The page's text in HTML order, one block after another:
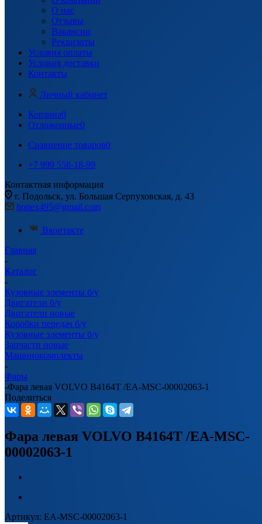
О нас
Отзывы
Вакансии
Реквизиты
Условия оплаты
Условия доставки
Контакты
Личный кабинет
Корзина0
Отложенные0
Сравнение товаров0
+7 999 558-18-99
Контактная информация
г. Подольск, ул. Большая Серпуховская, д. 43
honex495@gmail.com
Вконтакте
Главная
-
Каталог
-
Кузовные элементы б/у
Двигатели б/у
Двигатели новые
Коробки передач б/у
Кузовные элементы б/у
Запчасти новые
Машинокомплекты
-
Фары
-Фара левая VOLVO B4164T /EA-MSC-00002063-1
Поделиться
Фара левая VOLVO B4164T /EA-MSC-
00002063-1
Артикул: EA-MSC-00002063-1